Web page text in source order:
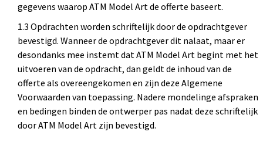
gegevens waarop ATM Model Art de offerte baseert.
1.3 Opdrachten worden schriftelijk door de opdrachtgever
bevestigd. Wanneer de opdrachtgever dit nalaat, maar er
desondanks mee instemt dat ATM Model Art begint met het
uitvoeren van de opdracht, dan geldt de inhoud van de
offerte als overeengekomen en zijn deze Algemene
Voorwaarden van toepassing. Nadere mondelinge afspraken
en bedingen binden de ontwerper pas nadat deze schriftelijk
door ATM Model Art zijn bevestigd.